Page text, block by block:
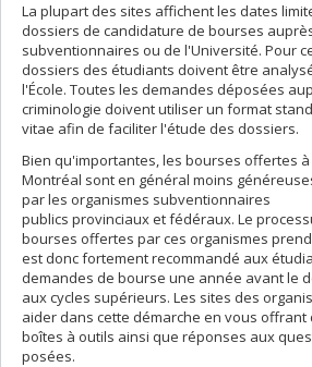
La plupart des sites affichent les dates
dossiers de candidature de bourses
subventionnaires ou de l'Université. Pour
dossiers des étudiants doivent être
l'École. Toutes les demandes déposées
criminologie doivent utiliser un format
vitae afin de faciliter l'étude des dossiers.
Bien qu'importantes, les bourses offertes
Montréal sont en général moins
par les organismes subventionnaires
publics provinciaux et fédéraux. Le
bourses offertes par ces organismes
est donc fortement recommandé aux
demandes de bourse une année avant le
aux cycles supérieurs. Les sites des
aider dans cette démarche en vous offrant
boîtes à outils ainsi que réponses aux
posées.